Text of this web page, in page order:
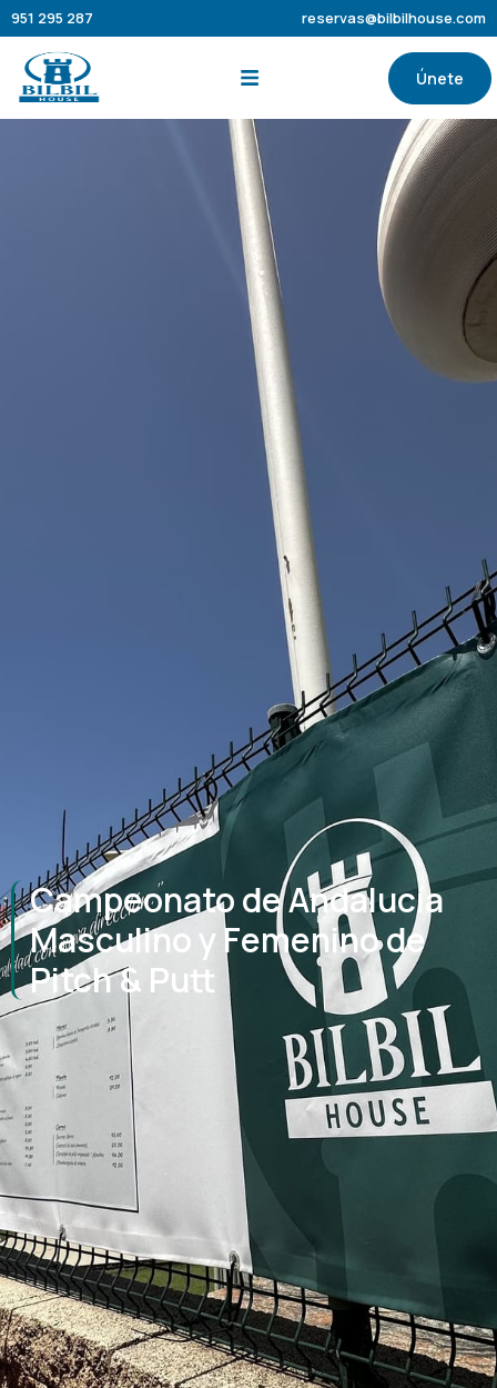
951 295 287 reservas@bilbilhouse.com
Únete
Campeonato de Andalucía
Masculino y Femenino de
Pitch & Putt